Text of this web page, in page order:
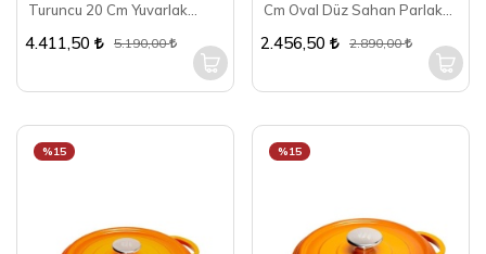
Turuncu 20 Cm Yuvarlak
4.411,50 5.190,00
Cm Oval Düz Sahan Parlak
2.456,50 2.890,00
%15 %15